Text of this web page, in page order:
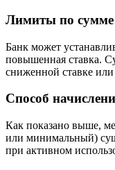
Лимиты по сумме
Банк может
повышенная ставка.
сниженной ставке
Способ
Как показано выше,
или минимальный)
при активном